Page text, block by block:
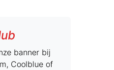
banner bij
Coolblue of